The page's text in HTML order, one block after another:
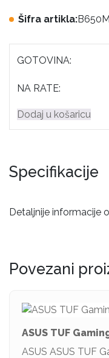
Šifra artikla:
GOTOVINA:
NA RATE:
Dodaj u košaricu
Specifikacije
Povezani
ASUS TUF
ASUS ASUS TUF
Detaljnije informacije